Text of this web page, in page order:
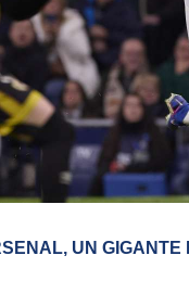
UN GIGANTE